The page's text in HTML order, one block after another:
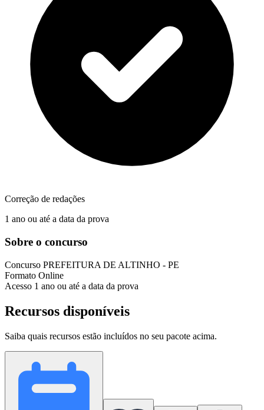
Correção de redações
1 ano ou até a data da prova
Sobre o concurso
Concurso PREFEITURA DE ALTINHO - PE
Formato Online
Acesso 1 ano ou até a data da prova
Recursos disponíveis
Saiba quais recursos estão incluídos no seu pacote acima.